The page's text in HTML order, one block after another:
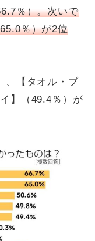
％）。次いで
％）が2位
、【タオル・ブ
】（49.4％）が